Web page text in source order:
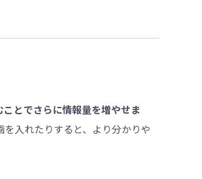
とでさらに情報量を増やせま
入れたりすると、より分かりや